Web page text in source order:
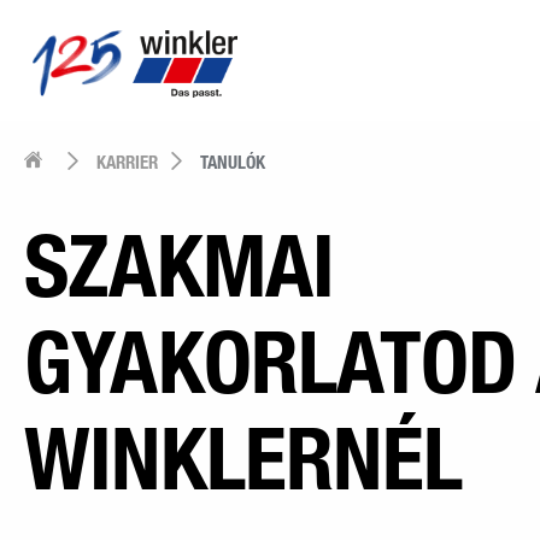
KARRIER TANULÓK
SZAKMAI
WINKLERNÉL